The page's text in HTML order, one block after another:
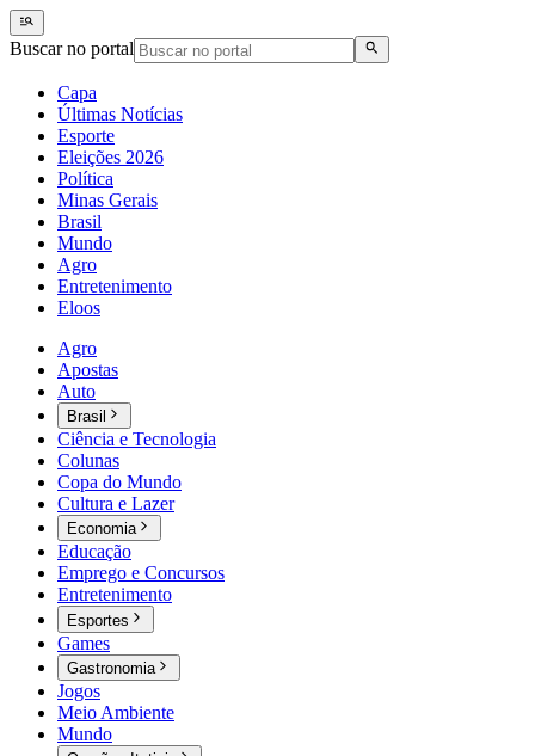
Buscar no portal
Capa
Últimas Notícias
Esporte
Eleições 2026
Política
Minas Gerais
Brasil
Mundo
Agro
Entretenimento
Eloos
Agro
Apostas
Auto
Brasil
Ciência e Tecnologia
Colunas
Copa do Mundo
Cultura e Lazer
Economia
Educação
Emprego e Concursos
Entretenimento
Esportes
Games
Gastronomia
Jogos
Meio Ambiente
Mundo